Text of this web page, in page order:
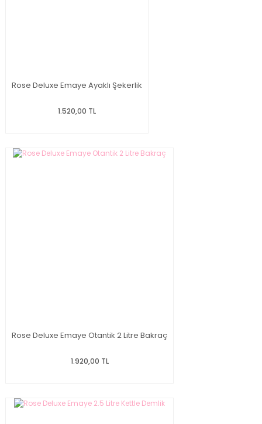
Rose Deluxe Emaye Ayaklı Şekerlik
1.520,00 TL
Rose Deluxe Emaye Otantik 2 Litre Bakraç
1.920,00 TL